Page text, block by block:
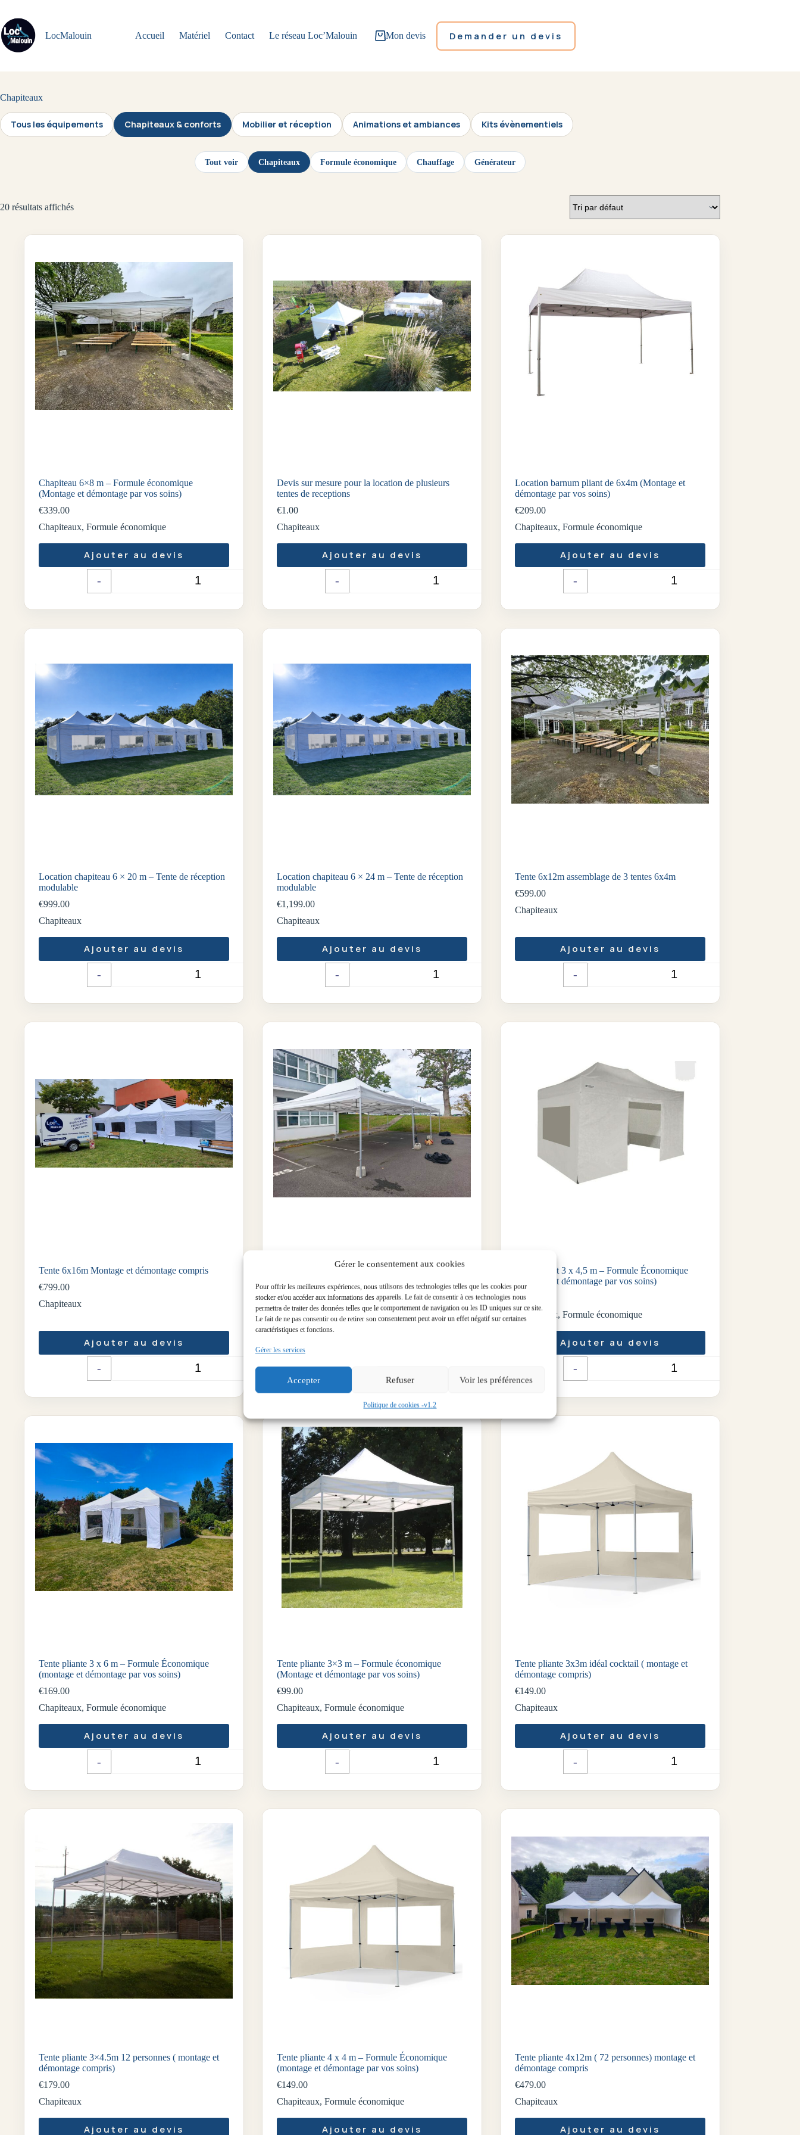
Gérer le consentement aux cookies
Pour offrir les meilleures expériences, nous utilisons des technologies telles que les cookies pour
stocker et/ou accéder aux informations des appareils. Le fait de consentir à ces technologies nous
permettra de traiter des données telles que le comportement de navigation ou les ID uniques sur ce site.
Le fait de ne pas consentir ou de retirer son consentement peut avoir un effet négatif sur certaines
caractéristiques et fonctions.
Gérer les services
Accepter Refuser Voir les préférences
Politique de cookies -v1.2
contenu
LocMalouin
Accueil Matériel Contact Le réseau Loc’Malouin Mon devis Demander un devis
Chapiteaux
Tous les équipements Chapiteaux & conforts Mobilier et réception Animations et ambiances Kits évènementiels
Tout voir Chapiteaux Formule économique Chauffage Générateur
20 résultats affichés
Chapiteau 6×8 m – Formule économique
(Montage et démontage par vos soins)
€339.00
Chapiteaux, Formule économique
-
Ajouter au devis
Devis sur mesure pour la location de plusieurs
tentes de receptions
€1.00
Chapiteaux
-
Ajouter au devis
Location barnum pliant de 6x4m (Montage et
démontage par vos soins)
€209.00
Chapiteaux, Formule économique
-
Ajouter au devis
Location chapiteau 6 × 20 m – Tente de réception
modulable
€999.00
Chapiteaux
-
Ajouter au devis
Location chapiteau 6 × 24 m – Tente de réception
modulable
€1,199.00
Chapiteaux
-
Ajouter au devis
Tente 6x12m assemblage de 3 tentes 6x4m
€599.00
Chapiteaux
-
Ajouter au devis
Tente 6x16m Montage et démontage compris
€799.00
Chapiteaux
-
Ajouter au devis
Tente 6x8m (48 pers) Montage et démontage
€449.00
Chapiteaux
-
Tente pliant 3 x 4,5 m – Formule Économique
(montage et démontage par vos soins)
€129.00
Chapiteaux, Formule économique
-
Ajouter au devis
Tente pliante 3 x 6 m – Formule Économique
(montage et démontage par vos soins)
€169.00
Chapiteaux, Formule économique
-
Ajouter au devis
Tente pliante 3×3 m – Formule économique
(Montage et démontage par vos soins)
€99.00
Chapiteaux, Formule économique
-
Ajouter au devis
Tente pliante 3x3m idéal cocktail ( montage et
démontage compris)
€149.00
Chapiteaux
-
Ajouter au devis
Tente pliante 3×4.5m 12 personnes ( montage et
démontage compris)
€179.00
Chapiteaux
Ajouter au devis
Tente pliante 4 x 4 m – Formule Économique
(montage et démontage par vos soins)
€149.00
Chapiteaux, Formule économique
Ajouter au devis
Tente pliante 4x12m ( 72 personnes) montage et
démontage compris
€479.00
Chapiteaux
Ajouter au devis